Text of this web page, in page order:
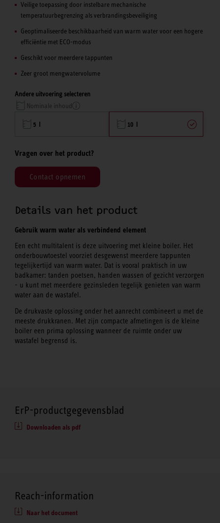
Veilige toepassing door instelbare mechanische
temperatuurbegrenzing als verbrandingsbeveiliging
Geoptimaliseerde beschikbaarheid van warm water voor een hogere
efficiëntie met ECO-modus
Geschikt voor meerdere tappunten
Zeer groot mengwatervolume
Andere uitvoering selecteren
Nominale inhoud
5 l 10 l
Vragen over het product?
Contact opnemen
Details van het product
Gebruik warm water als verbindend element
Een echt multitalent is deze uitvoering met kleine boiler. Het
onderbouwtoestel voorziet desgewenst meerdere tappunten
tegelijkertijd van warm water. Dat is vooral praktisch in uw
badkamer: tanden poetsen, handen wassen of gezicht verzorgen
- u kunt met meerdere gezinsleden tegelijk genieten van warm
water aan de wastafel.
De drukvaste oplossing onder het aanrecht combineert u met de
meeste drukkranen. Met zijn compacte afmetingen is de kleine
boiler een prima oplossing wanneer de ruimte onder uw
wastafel begrensd is.
ErP-productgegevensblad
Downloaden als pdf
Reach-information
Naar het document